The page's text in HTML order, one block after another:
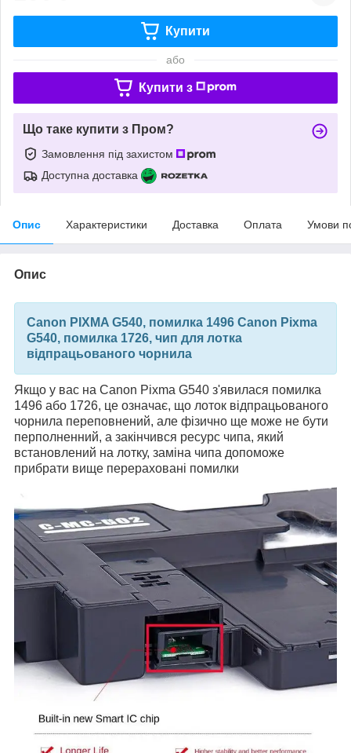
Купити
або
Купити з
Що таке купити з Пром?
Замовлення під захистом
Доступна доставка
Опис Характеристики Доставка Оплата Умови
Опис
Canon PIXMA G540, помилка 1496 Canon Pixma
G540, помилка 1726, чип для лотка
відпрацьованого чорнила
Якщо у вас на Canon Pixma G540 з'явилася помилка
1496 або 1726, це означає, що лоток відпрацьованого
чорнила переповнений, але фізично ще може не бути
перполненний, а закінчився ресурс чипа, який
встановлений на лотку, заміна чипа допоможе
прибрати вище перераховані помилки